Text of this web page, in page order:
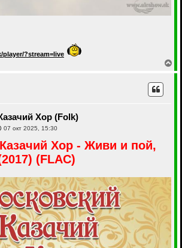
?stream=live
е
Хор (Folk)
07 окт 2025, 15:30
Хор - Живи и пой,
(FLAC)